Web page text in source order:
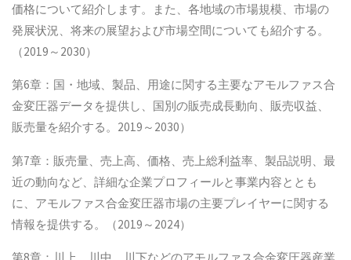
価格について紹介します。また、各地域の市場規模、市場の
発展状況、将来の展望および市場空間についても紹介する。
（2019～2030）
第6章：国・地域、製品、用途に関する主要なアモルファス合
金変圧器データを提供し、国別の販売成長動向、販売収益、
販売量を紹介する。2019～2030）
第7章：販売量、売上高、価格、売上総利益率、製品説明、最
近の動向など、詳細な企業プロフィールと事業内容ととも
に、アモルファス合金変圧器市場の主要プレイヤーに関する
情報を提供する。（2019～2024）